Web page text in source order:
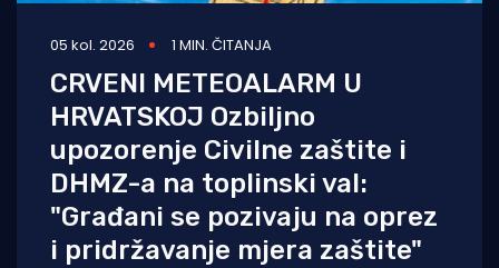
05 kol. 2026 1 MIN. ČITANJA
CRVENI METEOALARM U
HRVATSKOJ Ozbiljno
upozorenje Civilne zaštite i
DHMZ-a na toplinski val:
"Građani se pozivaju na oprez
i pridržavanje mjera zaštite"